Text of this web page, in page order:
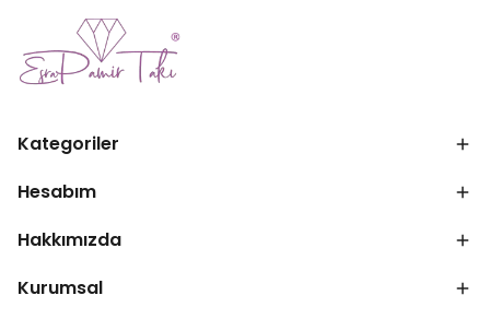
Kategoriler
Hesabım
Hakkımızda
Kurumsal